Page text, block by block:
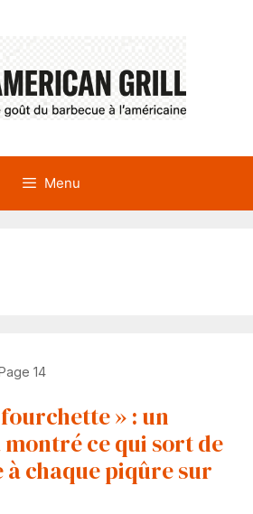
Menu
14
» : un
montré ce qui sort de
chaque piqûre sur